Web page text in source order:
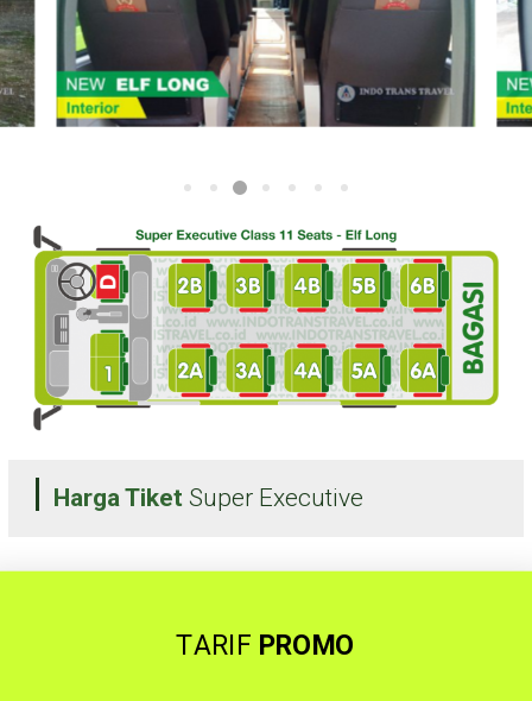
Harga Tiket Super Executive
TARIF PROMO